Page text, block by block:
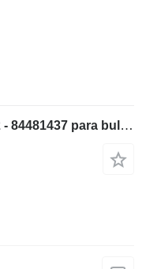
Radiador de óleo Case 84588262 - 84481437 para bulldozer Case 1150MLT 1150MWT D125C-LT D125C-WT 1150MWT-LGP D125CWT-LGP